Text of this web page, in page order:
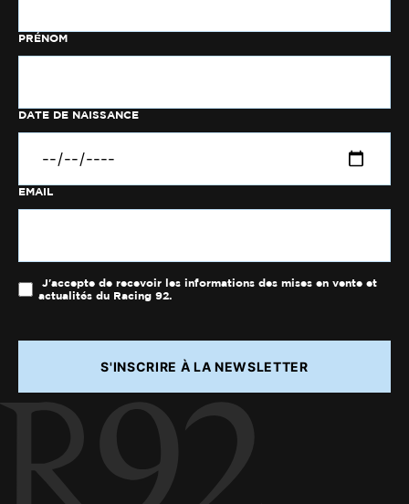
PRÉNOM
DATE DE NAISSANCE
EMAIL
J'accepte de recevoir les informations des mises en vente et
actualités du Racing 92.
S'INSCRIRE À LA NEWSLETTER